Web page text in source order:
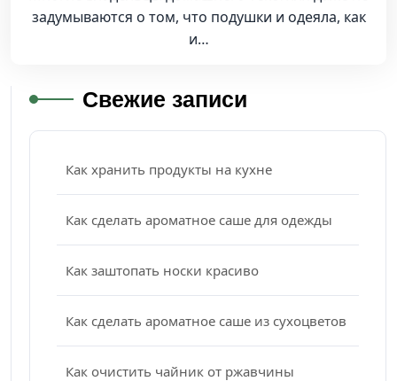
задумываются о том, что подушки и одеяла, как
и…
Свежие записи
Как хранить продукты на кухне
Как сделать ароматное саше для одежды
Как заштопать носки красиво
Как сделать ароматное саше из сухоцветов
Как очистить чайник от ржавчины